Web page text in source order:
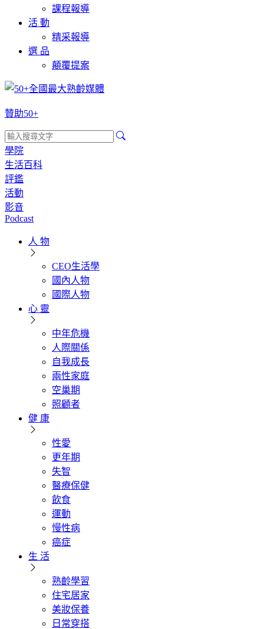
課程報導
活 動
精采報導
選 品
顛覆提案
贊助50+
學院
生活百科
評鑑
活動
影音
Podcast
人 物
CEO生活學
國內人物
國際人物
心 靈
中年危機
人際關係
自我成長
兩性家庭
空巢期
照顧者
健 康
性愛
更年期
失智
醫療保健
飲食
運動
慢性病
癌症
生 活
熟齡學習
住宅居家
美妝保養
日常穿搭